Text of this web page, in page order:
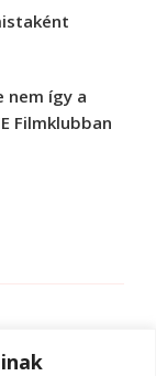
nem így a
Filmklubban